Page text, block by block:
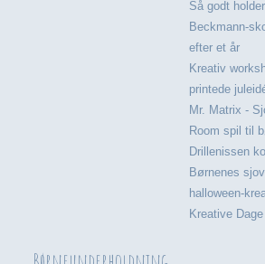
Så godt holder
Beckmann-
efter et år
Kreativ
printede
Mr. Matrix -
Room spil til
Drillenissen
Børnenes
halloween-
Kreative Dage